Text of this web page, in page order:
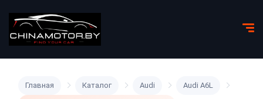
Главная Каталог Audi Audi A6L